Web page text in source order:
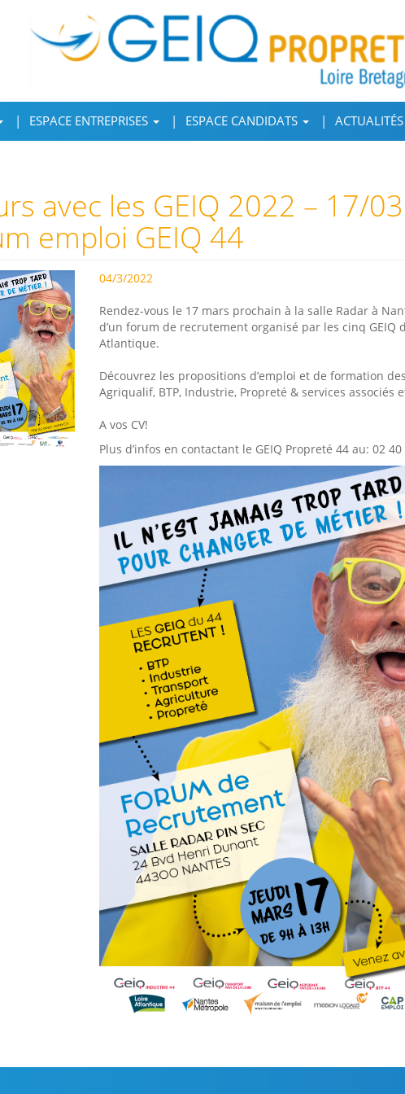
ESPACE ENTREPRISES ESPACE CANDIDATS ACTUALITÉS
avec les GEIQ 2022 – 17/03
emploi GEIQ 44
04/3/2022
Rendez-vous le 17 mars prochain à la salle Radar à
d’un forum de recrutement organisé par les cinq GEIQ
Atlantique.
Découvrez les propositions d’emploi et de formation
Agriqualif, BTP, Industrie, Propreté & services associés
A vos CV!
Plus d’infos en contactant le GEIQ Propreté 44 au: 02 40